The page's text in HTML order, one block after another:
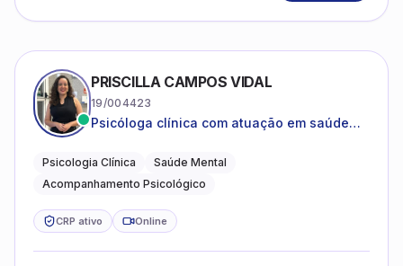
PRISCILLA CAMPOS VIDAL
19/004423
Psicóloga clínica com atuação em saúde
Psicologia Clínica
Saúde Mental
Acompanhamento Psicológico
CRP ativo Online